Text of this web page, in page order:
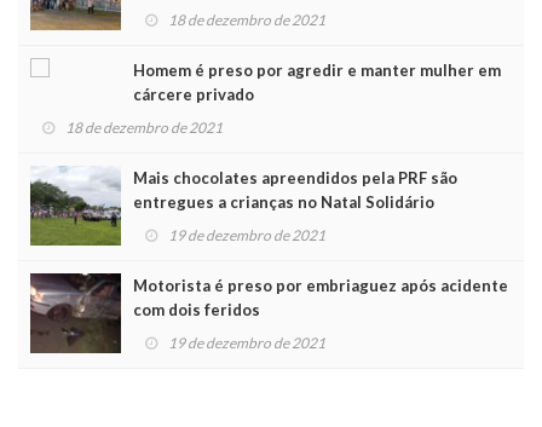
Noel 18 de dezembro de 2021
Homem é preso por agredir e manter mulher em
cárcere privado
18 de dezembro de 2021
Mais chocolates apreendidos pela PRF são
entregues a crianças no Natal Solidário
19 de dezembro de 2021
Motorista é preso por embriaguez após acidente
com dois feridos
19 de dezembro de 2021